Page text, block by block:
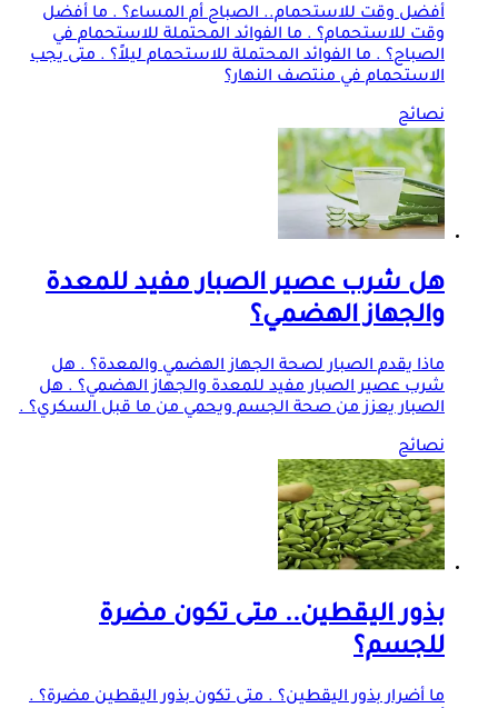
أفضل وقت للاستحمام.. الصباح أم المساء؟ . ما أفضل
وقت للاستحمام؟ . ما الفوائد المحتملة للاستحمام في
الصباح؟ . ما الفوائد المحتملة للاستحمام ليلاً؟ . متى يجب
الاستحمام في منتصف النهار؟
نصائح
هل شرب عصير الصبار مفيد للمعدة
والجهاز الهضمي؟
ماذا يقدم الصبار لصحة الجهاز الهضمي والمعدة؟ . هل
شرب عصير الصبار مفيد للمعدة والجهاز الهضمي؟ . هل
الصبار يعزز من صحة الجسم ويحمي من ما قبل السكري؟ .
نصائح
بذور اليقطين.. متى تكون مضرة
للجسم؟
ما أضرار بذور اليقطين؟ . متى تكون بذور اليقطين مضرة؟ .